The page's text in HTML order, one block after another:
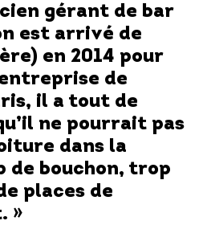
gérant de bar
est arrivé de
en 2014 pour
de
, il a tout de
ne pourrait pas
dans la
de bouchon, trop
places de
»